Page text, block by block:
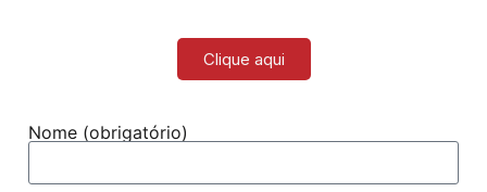
Clique aqui
Nome (obrigatório)